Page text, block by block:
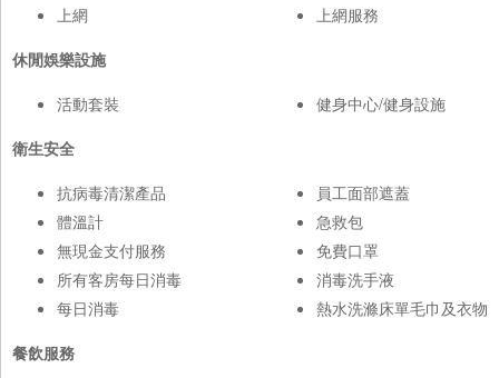
上網
上網服務
休閒娛樂設施
活動套裝
健身中心/健身設施
衛生安全
抗病毒清潔產品
體溫計
無現金支付服務
所有客房每日消毒
每日消毒
員工面部遮蓋
急救包
免費口罩
消毒洗手液
熱水洗滌床單毛巾及衣物
餐飲服務